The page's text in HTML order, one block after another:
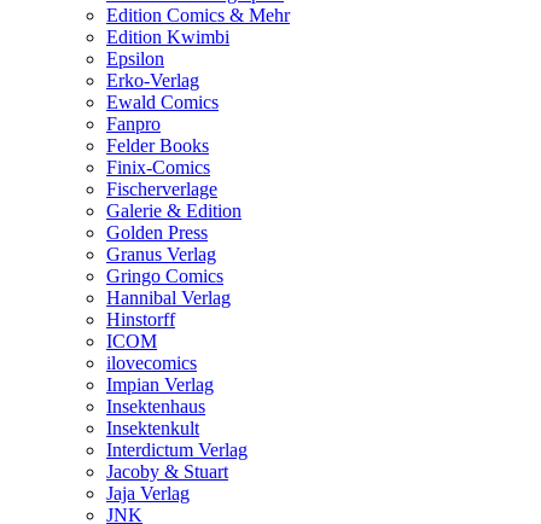
Edition Comics & Mehr
Edition Kwimbi
Epsilon
Erko-Verlag
Ewald Comics
Fanpro
Felder Books
Finix-Comics
Fischerverlage
Galerie & Edition
Golden Press
Granus Verlag
Gringo Comics
Hannibal Verlag
Hinstorff
ICOM
ilovecomics
Impian Verlag
Insektenhaus
Insektenkult
Interdictum Verlag
Jacoby & Stuart
Jaja Verlag
JNK